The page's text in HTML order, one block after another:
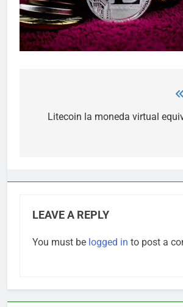
navigation
Litecoin la moneda virtual
LEAVE A REPLY
You must be logged in to post a